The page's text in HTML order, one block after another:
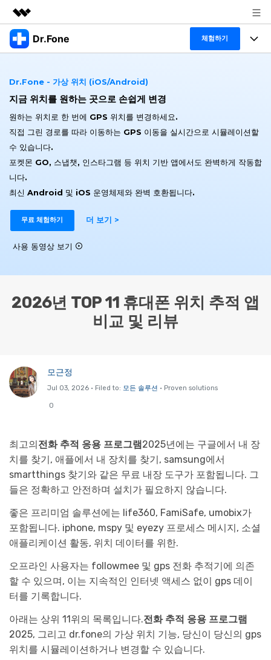
주요 제품
유틸리티
개요
회사 소개
뉴스룸
플랜 및 가격
도움말 센터
Dr.Fone 체험하기
특징
Dr.Fone Basic
폴 툴킷 보기 >
프로그램
모바일
온라인
더 보기
탐색 및 발견
사용 방법은 무엇입니까?
고객 지원 센터
리소스
다운로드 센터
공식 설치 파일 및 최신 버전 업데이트를 제공
리소스 허브
3,000개 이상의 사용 가이드, 전문가 팁 및 최
신 모바일 소식을 확인하세요.
고객 지원
🔓️온라인 잠금 해제
iOS26 다운그레이드
검색하기
Dr.Fone - 가상 위치 (iOS/Android)
지금 위치를 원하는 곳으로 손쉽게 변경
원하는 위치로 한 번에 GPS 위치를 변경하세요.
직접 그린 경로를 따라 이동하는 GPS 이동을 실시간으로 시뮬레이션할
수 있습니다.
포켓몬 GO, 스냅챗, 인스타그램 등 위치 기반 앱에서도 완벽하게 작동합
니다.
최신 Android 및 iOS 운영체제와 완벽 호환됩니다.
무료 체험하기 더 보기 >
사용 동영상 보기
2026년 TOP 11 휴대폰 위치 추적 앱
비교 및 리뷰
모근정
Jul 03, 2026 • Filed to: 모든 솔루션 • Proven solutions
0
최고의 전화 추적 응용 프로그램 2025년에는 구글에서 내 장
치를 찾기, 애플에서 내 장치를 찾기, samsung에서
smartthings 찾기와 같은 무료 내장 도구가 포함됩니다. 그
들은 정확하고 안전하며 설치가 필요하지 않습니다.
좋은 프리미엄 솔루션에는 life360, FamiSafe, umobix가
포함됩니다. iphone, mspy 및 eyezy 프로세스 메시지, 소셜
애플리케이션 활동, 위치 데이터를 위한.
오프라인 사용자는 followmee 및 gps 전화 추적기에 의존
할 수 있으며, 이는 지속적인 인터넷 액세스 없이 gps 데이
터를 기록합니다.
아래는 상위 11위의 목록입니다.전화 추적 응용 프로그램
2025, 그리고 dr.fone의 가상 위치 기능, 당신이 당신의 gps
위치를 시뮬레이션하거나 변경할 수 있습니다.